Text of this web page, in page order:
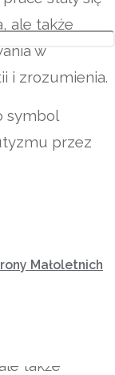
Małoletnich
ale także
w
i zrozumienia.
symbol
przez
It Up Blue”.
co dzień
nie
także